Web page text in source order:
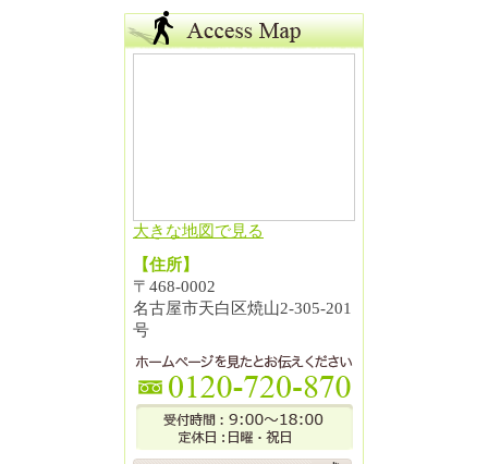
大きな地図で見る
【住所】
〒468-0002
名古屋市天白区焼山2-305-201
号